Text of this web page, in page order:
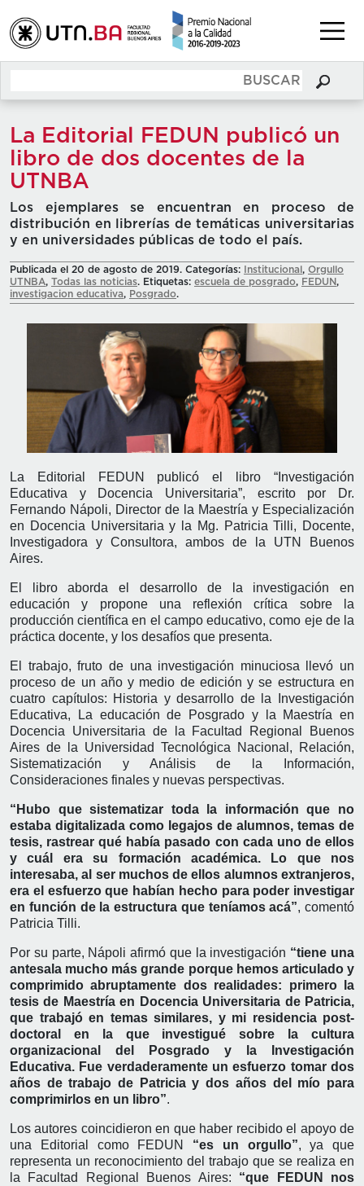
La Editorial FEDUN publicó un
libro de dos docentes de la
UTNBA
Los ejemplares se encuentran en proceso de
distribución en librerías de temáticas universitarias
y en universidades públicas de todo el país.
Publicada el 20 de agosto de 2019. Categorías: Institucional , Orgullo
UTNBA, Todas las noticias. Etiquetas: escuela de posgrado, FEDUN,
investigacion educativa, Posgrado.
La Editorial FEDUN publicó el libro “Investigación
Educativa y Docencia Universitaria”, escrito por Dr.
Fernando Nápoli, Director de la Maestría y Especialización
en Docencia Universitaria y la Mg. Patricia Tilli, Docente,
Investigadora y Consultora, ambos de la UTN Buenos
Aires.
El libro aborda el desarrollo de la investigación en
educación y propone una reflexión crítica sobre la
producción científica en el campo educativo, como eje de la
práctica docente, y los desafíos que presenta.
El trabajo, fruto de una investigación minuciosa llevó un
proceso de un año y medio de edición y se estructura en
cuatro capítulos: Historia y desarrollo de la Investigación
Educativa, La educación de Posgrado y la Maestría en
Docencia Universitaria de la Facultad Regional Buenos
Aires de la Universidad Tecnológica Nacional, Relación,
Sistematización y Análisis de la Información,
Consideraciones finales y nuevas perspectivas.
“Hubo que sistematizar toda la información que no
estaba digitalizada como legajos de alumnos, temas de
tesis, rastrear qué había pasado con cada uno de ellos
y cuál era su formación académica. Lo que nos
interesaba, al ser muchos de ellos alumnos extranjeros,
era el esfuerzo que habían hecho para poder investigar
en función de la estructura que teníamos acá”, comentó
Patricia Tilli.
Por su parte, Nápoli afirmó que la investigación “tiene una
antesala mucho más grande porque hemos articulado y
comprimido abruptamente dos realidades: primero la
tesis de Maestría en Docencia Universitaria de Patricia,
que trabajó en temas similares, y mi residencia post-
doctoral en la que investigué sobre la cultura
organizacional del Posgrado y la Investigación
Educativa. Fue verdaderamente un esfuerzo tomar dos
años de trabajo de Patricia y dos años del mío para
comprimirlos en un libro”.
Los autores coincidieron en que haber recibido el apoyo de
una Editorial como FEDUN “es un orgullo”, ya que
representa un reconocimiento del trabajo que se realiza en
la Facultad Regional Buenos Aires: “que FEDUN nos